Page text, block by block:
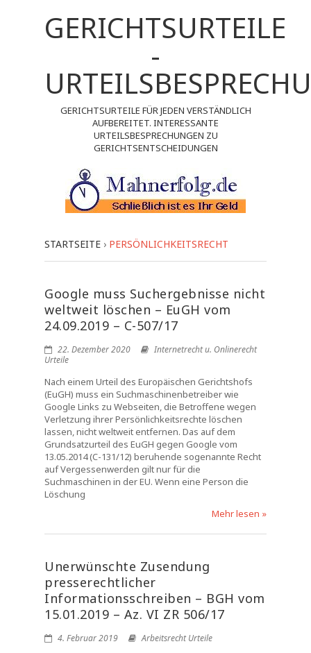
GERICHTSURTEILE
-
GERICHTSURTEILE FÜR JEDEN VERSTÄNDLICH
AUFBEREITET. INTERESSANTE
URTEILSBESPRECHUNGEN ZU
GERICHTSENTSCHEIDUNGEN
STARTSEITE › PERSÖNLICHKEITSRECHT
Google muss Suchergebnisse nicht
weltweit löschen – EuGH vom
24.09.2019 – C-507/17
22. Dezember 2020
Internetrecht u. Onlinerecht
Urteile
Nach einem Urteil des Europäischen Gerichtshofs
(EuGH) muss ein Suchmaschinenbetreiber wie
Google Links zu Webseiten, die Betroffene wegen
Verletzung ihrer Persönlichkeitsrechte löschen
lassen, nicht weltweit entfernen. Das auf dem
Grundsatzurteil des EuGH gegen Google vom
13.05.2014 (C-131/12) beruhende sogenannte Recht
auf Vergessenwerden gilt nur für die
Suchmaschinen in der EU. Wenn eine Person die
Löschung
Mehr lesen »
Unerwünschte Zusendung
presserechtlicher
Informationsschreiben – BGH vom
15.01.2019 – Az. VI ZR 506/17
4. Februar 2019 Arbeitsrecht Urteile